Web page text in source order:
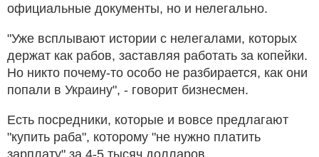
официальные документы, но и нелегально.
"Уже всплывают истории с нелегалами, которых
держат как рабов, заставляя работать за копейки.
Но никто почему-то особо не разбирается, как они
попали в Украину", - говорит бизнесмен.
Есть посредники, которые и вовсе предлагают
"купить раба", которому "не нужно платить
зарплату" за 4-5 тысяч долларов.